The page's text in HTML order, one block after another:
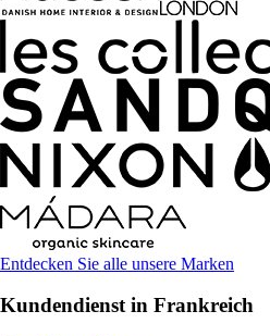
Entdecken Sie alle unsere Marken
Kundendienst in Frankreich